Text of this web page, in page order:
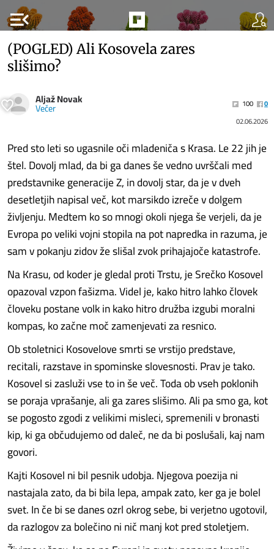
menu_open
(POGLED) Ali Kosovela zares
slišimo?
Aljaž Novak
Večer 100
0
02.06.2026
Pred sto leti so ugasnile oči mladeniča s Krasa. Le 22 jih je
štel. Dovolj mlad, da bi ga danes še vedno uvrščali med
predstavnike generacije Z, in dovolj star, da je v dveh
desetletjih napisal več, kot marsikdo izreče v dolgem
življenju. Medtem ko so mnogi okoli njega še verjeli, da je
Evropa po veliki vojni stopila na pot napredka in razuma, je
sam v pokanju zidov že slišal zvok prihajajoče katastrofe.
Na Krasu, od koder je gledal proti Trstu, je Srečko Kosovel
opazoval vzpon fašizma. Videl je, kako hitro lahko človek
človeku postane volk in kako hitro družba izgubi moralni
kompas, ko začne moč zamenjevati za resnico.
Ob stoletnici Kosovelove smrti se vrstijo predstave,
recitali, razstave in spominske slovesnosti. Prav je tako.
Kosovel si zasluži vse to in še več. Toda ob vseh poklonih
se poraja vprašanje, ali ga zares slišimo. Ali pa smo ga, kot
se pogosto zgodi z velikimi misleci, spremenili v bronasti
kip, ki ga občudujemo od daleč, ne da bi poslušali, kaj nam
govori.
Kajti Kosovel ni bil pesnik udobja. Njegova poezija ni
nastajala zato, da bi bila lepa, ampak zato, ker ga je bolel
svet. In če bi se danes ozrl okrog sebe, bi verjetno ugotovil,
da razlogov za bolečino ni nič manj kot pred stoletjem.